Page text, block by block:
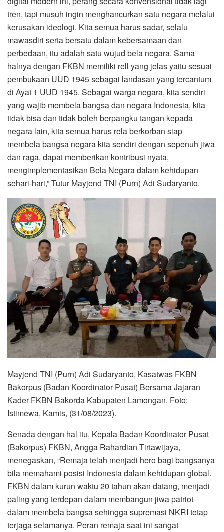
tren, tapi musuh ingin menghancurkan satu negara melalui
kerusakan ideologi. Kita semua harus sadar, selalu
mawasdiri serta bersatu dalam kebersamaan dan
perbedaan, itu adalah satu wujud bela negara. Sama
halnya dengan FKBN memiliki rell yang jelas yaitu sesuai
pembukaan UUD 1945 sebagai landasan yang tercantum
di Ayat 1 UUD 1945. Sebagai warga negara, kita sendiri
yang wajib membela bangsa dan negara Indonesia, kita
tidak bisa dan tidak boleh berpangku tangan kepada
negara lain, kita semua harus rela berkorban siap
membela bangsa negara kita sendiri dengan sepenuh jiwa
dan raga, dapat memberikan kontribusi nyata,
mengimplementasikan Bela Negara dalam kehidupan
sehari-hari,” Tutur Mayjend TNI (Purn) Adi Sudaryanto.
Mayjend TNI (Purn) Adi Sudaryanto, Kasatwas FKBN
Bakorpus (Badan Koordinator Pusat) Bersama Jajaran
Kader FKBN Bakorda Kabupaten Lamongan. Foto:
Istimewa, Kamis, (31/08/2023).
Senada dengan hal itu, Kepala Badan Koordinator Pusat
(Bakorpus) FKBN, Angga Rahardian Tirtawijaya,
menegaskan, “Remaja telah menjadi hero bagi bangsanya
bila memahami posisi Indonesia dalam kehidupan global.
FKBN dalam kurun waktu 20 tahun akan datang, menjadi
paling yang terdepan dalam membangun jiwa patriot
dalam membela bangsa sehingga supremasi NKRI tetap
terjaga selamanya. Peran remaja saat ini sangat